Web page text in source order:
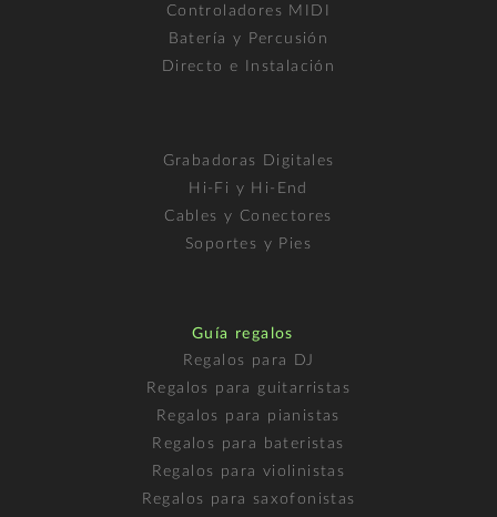
Controladores MIDI
Batería y Percusión
Directo e Instalación
Grabadoras Digitales
Hi-Fi y Hi-End
Cables y Conectores
Soportes y Pies
Guía regalos
Regalos para DJ
Regalos para guitarristas
Regalos para pianistas
Regalos para bateristas
Regalos para violinistas
Regalos para saxofonistas